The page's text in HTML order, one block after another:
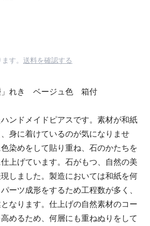
す。 送料を確認する
」れき ベージュ色 箱付
ンドメイドピアスです。素材が和紙
身に着けているのが気になりませ
染めをして貼り重ね、石のかたちを
上げています。石がもつ、自然の美
しました。製造においては和紙を何
ーツ成形をするため工程数が多く、
なります。仕上げの自然素材のコー
めるため、何層にも重ねぬりをして